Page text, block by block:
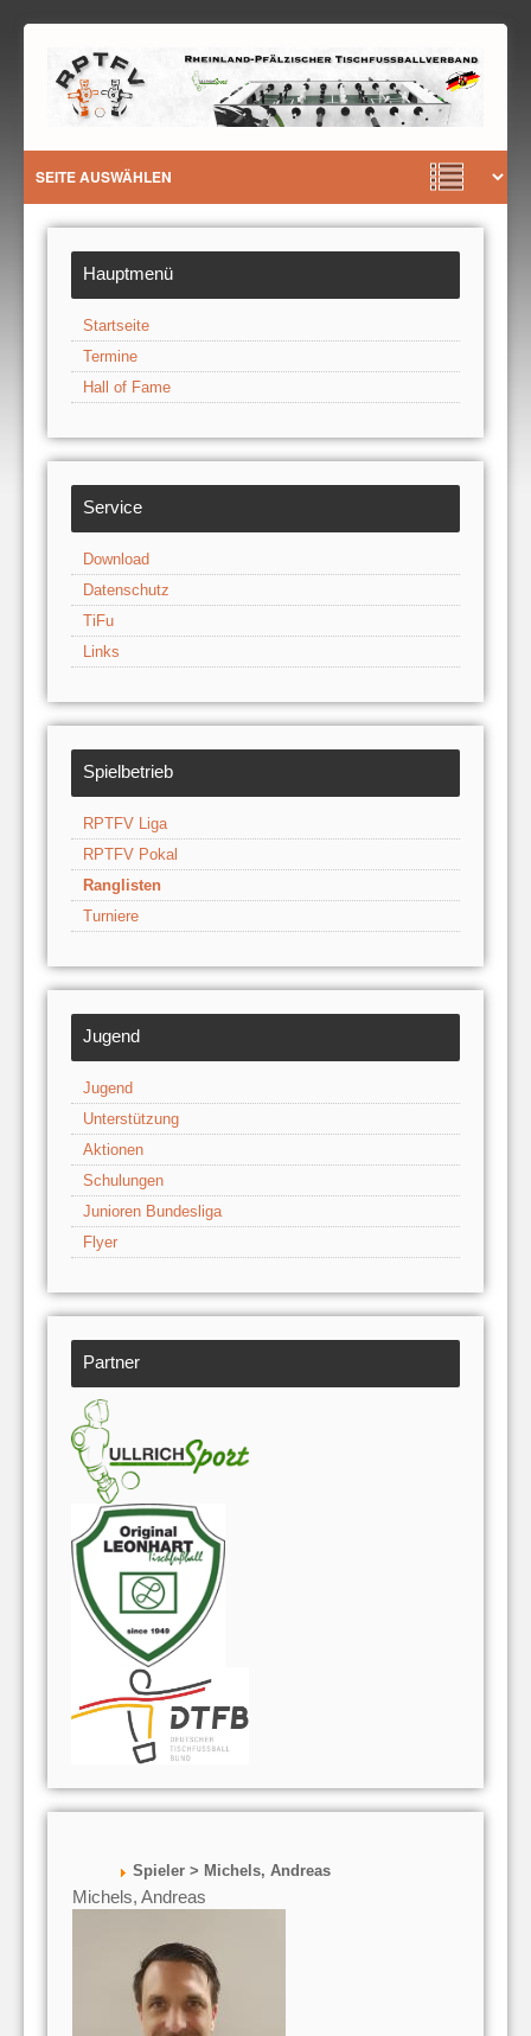
Hauptmenü
Startseite
Termine
Hall of Fame
Service
Download
Datenschutz
TiFu
Links
Spielbetrieb
RPTFV Liga
RPTFV Pokal
Ranglisten
Turniere
Jugend
Jugend
Unterstützung
Aktionen
Schulungen
Junioren Bundesliga
Flyer
Partner
Spieler > Michels, Andreas
Michels, Andreas